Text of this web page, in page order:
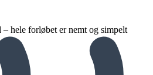
hele forløbet er nemt og simpelt